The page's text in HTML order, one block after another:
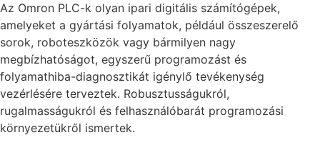
Az Omron PLC-k olyan ipari digitális számítógépek,
amelyeket a gyártási folyamatok, például összeszerelő
sorok, roboteszközök vagy bármilyen nagy
megbízhatóságot, egyszerű programozást és
folyamathiba-diagnosztikát igénylő tevékenység
vezérlésére terveztek. Robusztusságukról,
rugalmasságukról és felhasználóbarát programozási
környezetükről ismertek.